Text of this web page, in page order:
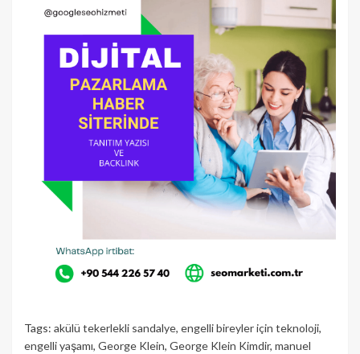
Tags: akülü tekerlekli sandalye, engelli bireyler için teknoloji,
engelli yaşamı, George Klein, George Klein Kimdir, manuel